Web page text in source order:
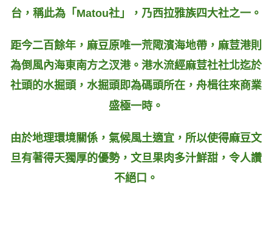
台，稱此為「Matou社」，乃西拉雅族四大社之一。
距今二百餘年，麻豆原唯一荒陬濱海地帶，麻荳港則
為倒風內海東南方之汊港。港水流經麻荳社社北迄於
社頭的水掘頭，水掘頭即為碼頭所在，舟楫往來商業
盛極一時。
由於地理環境關係，氣候風土適宜，所以使得麻豆文
旦有著得天獨厚的優勢，文旦果肉多汁鮮甜，令人讚
不絕口。